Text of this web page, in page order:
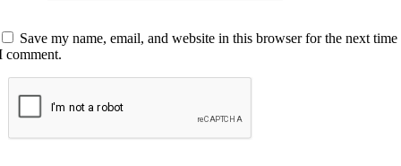
Save my name, email, and website in this browser for the next time
comment.